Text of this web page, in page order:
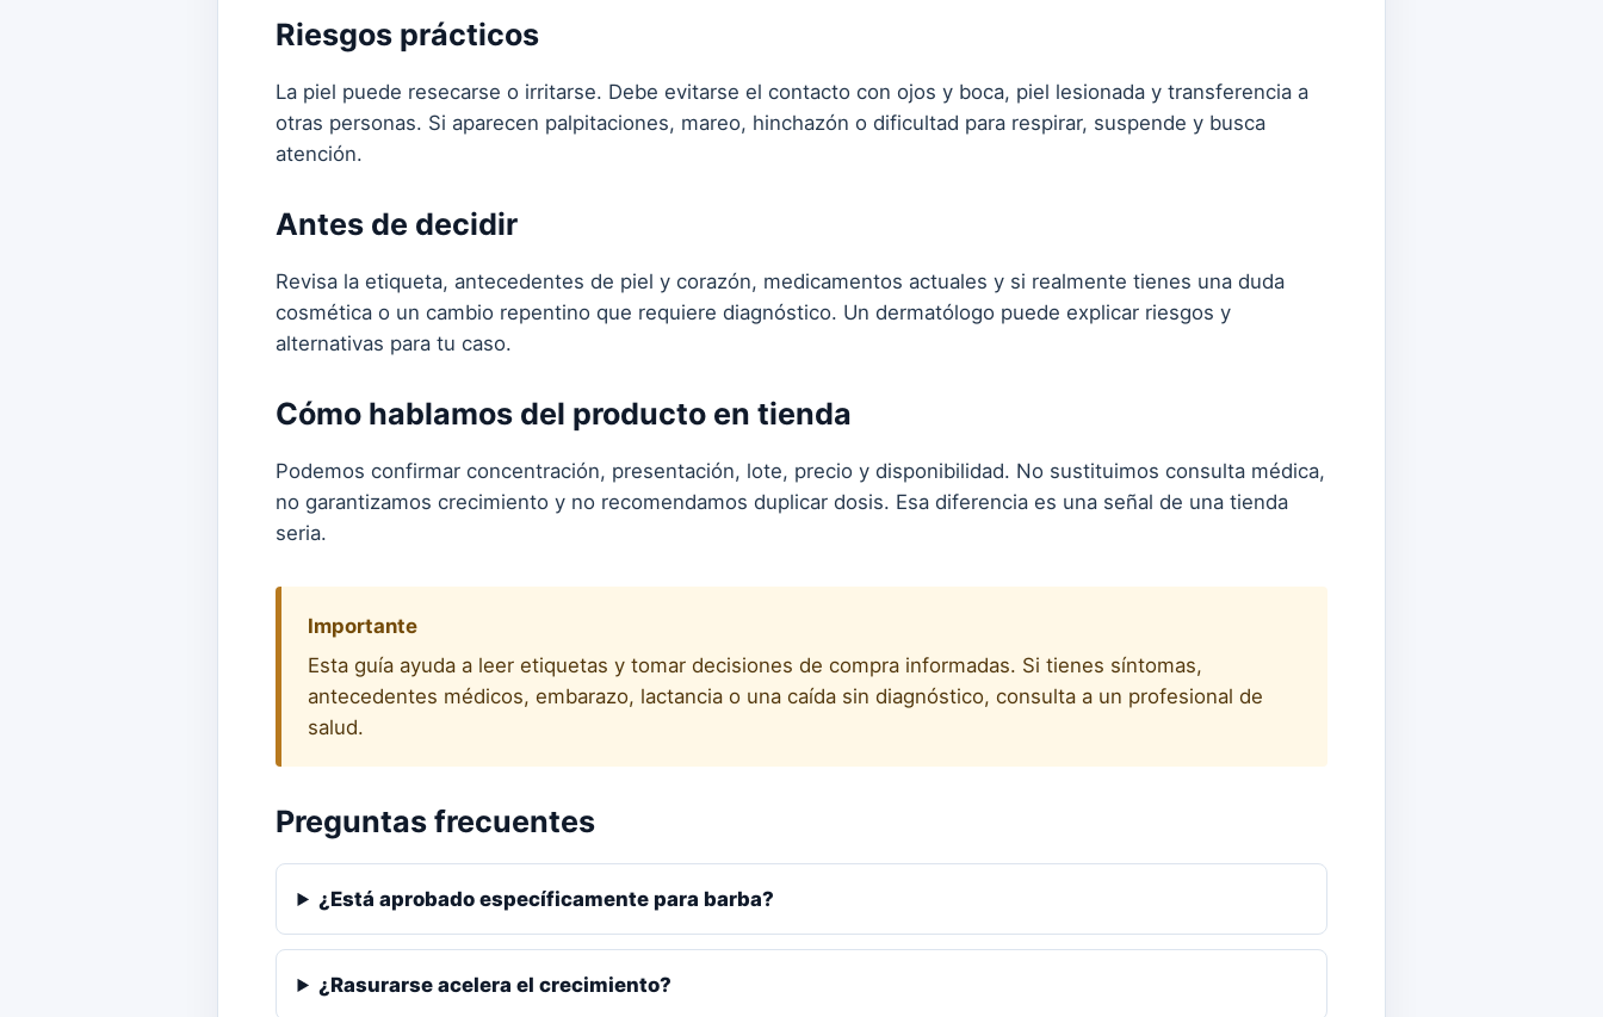
Riesgos prácticos
La piel puede resecarse o irritarse. Debe evitarse el contacto con ojos y boca, piel lesionada y transferencia a
otras personas. Si aparecen palpitaciones, mareo, hinchazón o dificultad para respirar, suspende y busca
atención.
Antes de decidir
Revisa la etiqueta, antecedentes de piel y corazón, medicamentos actuales y si realmente tienes una duda
cosmética o un cambio repentino que requiere diagnóstico. Un dermatólogo puede explicar riesgos y
alternativas para tu caso.
Cómo hablamos del producto en tienda
Podemos confirmar concentración, presentación, lote, precio y disponibilidad. No sustituimos consulta médica,
no garantizamos crecimiento y no recomendamos duplicar dosis. Esa diferencia es una señal de una tienda
seria.
Importante
Esta guía ayuda a leer etiquetas y tomar decisiones de compra informadas. Si tienes síntomas,
antecedentes médicos, embarazo, lactancia o una caída sin diagnóstico, consulta a un profesional de
salud.
Preguntas frecuentes
¿Está aprobado específicamente para barba?
¿Rasurarse acelera el crecimiento?